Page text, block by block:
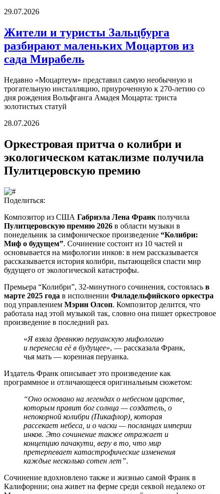
29.07.2026
Жители и туристы Зальцбурга
разбирают маленьких Моцартов из
сада Мирабель
Недавно «Моцартеум» представил самую необычную и
трогательную инсталляцию, приуроченную к 270-летию со
дня рождения Вольфганга Амадея Моцарта: триста
золотистых статуй
28.07.2026
Оркестровая притча о колибри и
экологическом катаклизме получила
Пулитцеровскую премию
Поделиться:
Композитор из США Габриэла Лена Франк получила
Пулитцеровскую премию 2026 в области музыки в
понедельник за симфоническое произведение “Колибри:
Миф о будущем”. Сочинение состоит из 10 частей и
основывается на мифологии инков: в нем рассказывается
рассказывается история колибри, пытающейся спасти мир
будущего от экологической катастрофы.
Премьера “Колибри”, 32-минутного сочинения, состоялась в
марте 2025 года в исполнении Филадельфийского оркестра
под управлением Мэрин Олсоп. Композитор делится, что
работала над этой музыкой так, словно она пишет оркестровое
произведение в последний раз.
«Я взяла древнюю перуанскую мифологию
и перенесла её в будущее», — рассказала Франк,
чья мать — коренная перуанка.
Издатель Франк описывает это произведение как
программное и отличающееся оригинальным сюжетом:
“Оно основано на легендах о небесном царстве,
которым правит бог солнца — создатель, о
непокорной колибри (Пикафлор), которая
рассекает небеса, и о часки — посланцах империи
инков. Это сочинение также отражает и
концепцию пачакути, веру в то, что мир
претерпевает катастрофические изменения
каждые несколько сотен лет”.
Сочинение вдохновлено также и жизнью самой Франк в
Калифорнии; она живет на ферме среди секвой недалеко от